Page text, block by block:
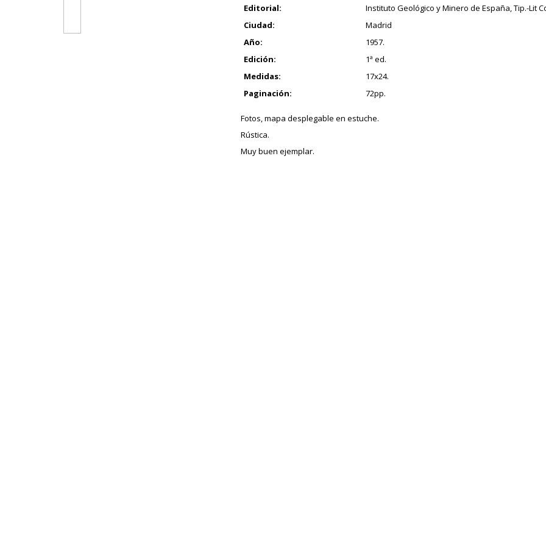
Editorial:
Instituto Geológico y Minero de España, Tip.-Lit
Ciudad:
Madrid
Año:
1957.
Edición:
1ª ed.
Medidas:
17x24.
Paginación:
72pp.
Fotos, mapa desplegable en estuche.
Rústica.
Muy buen ejemplar.